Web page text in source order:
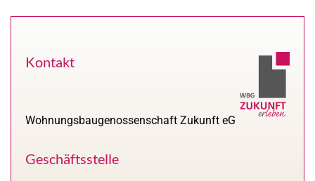
Kontakt
Wohnungsbaugenossenschaft Zukunft eG
Geschäftsstelle